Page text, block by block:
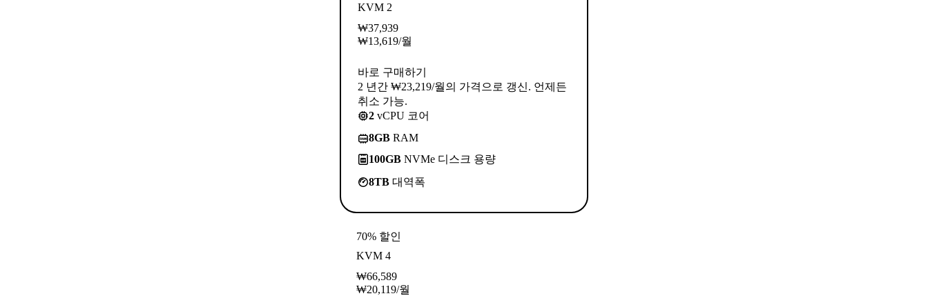
KVM 2
₩37,939
₩13,619/월
바로 구매하기
2 년간 ₩23,219/월의 가격으로 갱신. 언제든
취소 가능.
2 vCPU 코어
8GB RAM
100GB NVMe 디스크 용량
8TB 대역폭
70% 할인
KVM 4
₩66,589
₩20,119/월